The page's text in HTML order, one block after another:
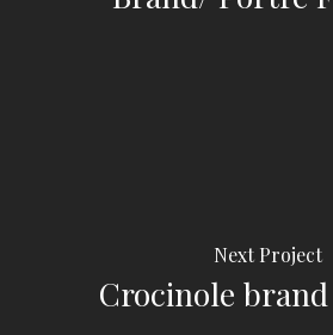
Next Project
Crocinole